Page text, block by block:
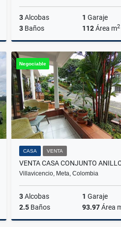
3Alcobas 1 Garaje
3 Baños 112Área m2
$3.200.000
Negociable
CASA VENTA
Villavicencio, Meta, Colombia
3Alcobas 1 Garaje
2.5 Baños 93.97Área